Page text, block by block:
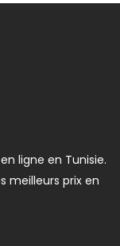
ligne en Tunisie.
meilleurs prix en